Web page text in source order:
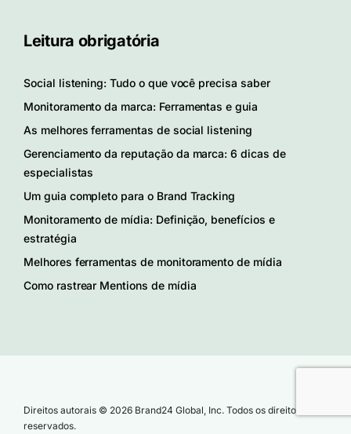
Leitura obrigatória
Social listening: Tudo o que você precisa saber
Monitoramento da marca: Ferramentas e guia
As melhores ferramentas de social listening
Gerenciamento da reputação da marca: 6 dicas de
especialistas
Um guia completo para o Brand Tracking
Monitoramento de mídia: Definição, benefícios e
estratégia
Melhores ferramentas de monitoramento de mídia
Como rastrear Mentions de mídia
Direitos autorais © 2026 Brand24 Global, Inc. Todos os direitos
reservados.